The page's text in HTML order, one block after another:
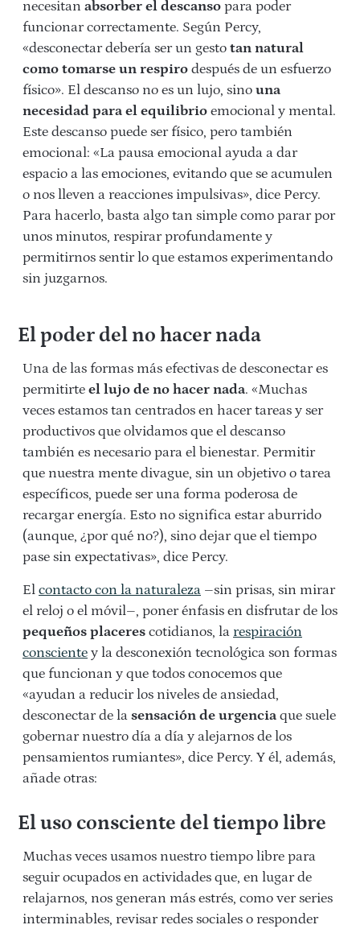
necesitan absorber el descanso para poder
funcionar correctamente. Según Percy,
«desconectar debería ser un gesto tan natural
como tomarse un respiro después de un esfuerzo
físico». El descanso no es un lujo, sino una
necesidad para el equilibrio emocional y mental.
Este descanso puede ser físico, pero también
emocional: «La pausa emocional ayuda a dar
espacio a las emociones, evitando que se acumulen
o nos lleven a reacciones impulsivas», dice Percy.
Para hacerlo, basta algo tan simple como parar por
unos minutos, respirar profundamente y
permitirnos sentir lo que estamos experimentando
sin juzgarnos.
El poder del no hacer nada
Una de las formas más efectivas de desconectar es
permitirte el lujo de no hacer nada. «Muchas
veces estamos tan centrados en hacer tareas y ser
productivos que olvidamos que el descanso
también es necesario para el bienestar. Permitir
que nuestra mente divague, sin un objetivo o tarea
específicos, puede ser una forma poderosa de
recargar energía. Esto no significa estar aburrido
(aunque, ¿por qué no?), sino dejar que el tiempo
pase sin expectativas», dice Percy.
El contacto con la naturaleza –sin prisas, sin mirar
el reloj o el móvil–, poner énfasis en disfrutar de los
pequeños placeres cotidianos, la respiración
consciente y la desconexión tecnológica son formas
que funcionan y que todos conocemos que
«ayudan a reducir los niveles de ansiedad,
desconectar de la sensación de urgencia que suele
gobernar nuestro día a día y alejarnos de los
pensamientos rumiantes», dice Percy. Y él, además,
añade otras:
El uso consciente del tiempo libre
Muchas veces usamos nuestro tiempo libre para
seguir ocupados en actividades que, en lugar de
relajarnos, nos generan más estrés, como ver series
interminables, revisar redes sociales o responder